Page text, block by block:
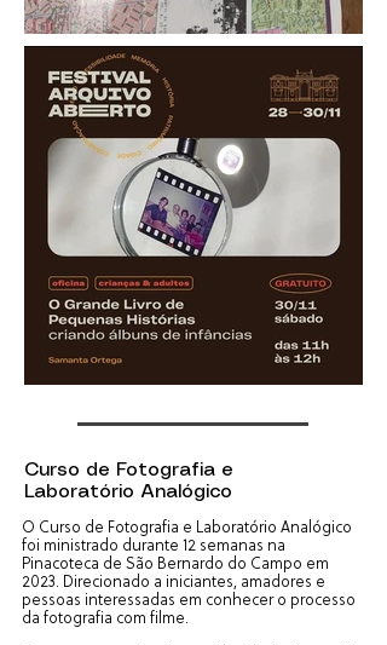
Curso de Fotografia e
Laboratório Analógico
O Curso de Fotografia e Laboratório Analógico
foi ministrado durante 12 semanas na
Pinacoteca de São Bernardo do Campo em
2023. Direcionado a iniciantes, amadores e
pessoas interessadas em conhecer o processo
da fotografia com filme.